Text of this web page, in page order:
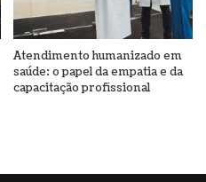
Atendimento humanizado em
saúde: o papel da empatia e da
capacitação profissional